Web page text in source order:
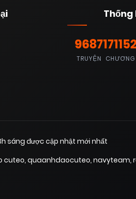
Thống
9687
TRUYỆN
171152
CHƯƠNG
sáng được cập nhật mới nhất
cuteo, quaanhdaocuteo, navyteam,